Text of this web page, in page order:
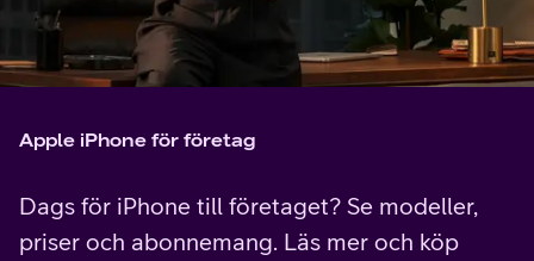
Apple iPhone för företag
Dags för iPhone till företaget? Se modeller,
priser och abonnemang. Läs mer och köp